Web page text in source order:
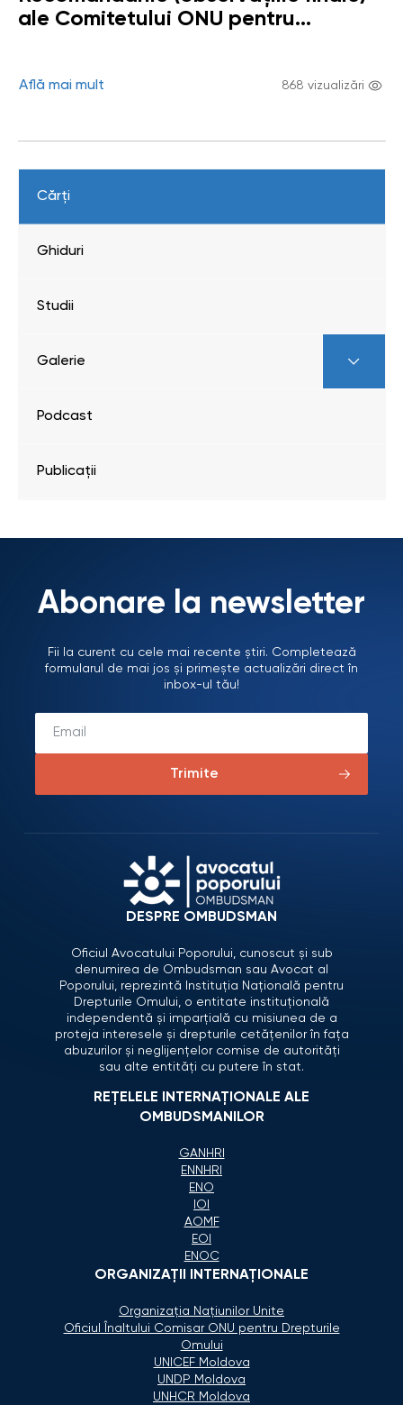
ale Comitetului ONU pentru
cincilea raport periodic combinat
Află mai mult 868 vizualizări
Cărți
Ghiduri
Studii
Galerie
Podcast
Publicații
Abonare la newsletter
Fii la curent cu cele mai recente știri. Completează
formularul de mai jos și primește actualizări direct în
inbox-ul tău!
Trimite
DESPRE OMBUDSMAN
Oficiul Avocatului Poporului, cunoscut și sub
denumirea de Ombudsman sau Avocat al
Poporului, reprezintă Instituția Națională pentru
Drepturile Omului, o entitate instituțională
independentă și imparțială cu misiunea de a
proteja interesele și drepturile cetățenilor în fața
abuzurilor și neglijențelor comise de autorități
sau alte entități cu putere în stat.
REȚELELE INTERNAȚIONALE ALE
OMBUDSMANILOR
GANHRI
ENNHRI
ENO
IOI
AOMF
EOI
ENOC
ORGANIZAŢII INTERNAŢIONALE
Organizaţia Naţiunilor Unite
Oficiul Înaltului Comisar ONU pentru Drepturile
Omului
UNICEF Moldova
UNDP Moldova
UNHCR Moldova